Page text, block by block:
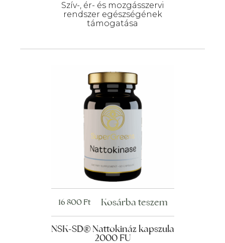
Szív-, ér- és mozgásszervi
rendszer egészségének
támogatása
NSK-SD® Nattokináz kapszula
2000 FU
16 800Ft Kosárba teszem